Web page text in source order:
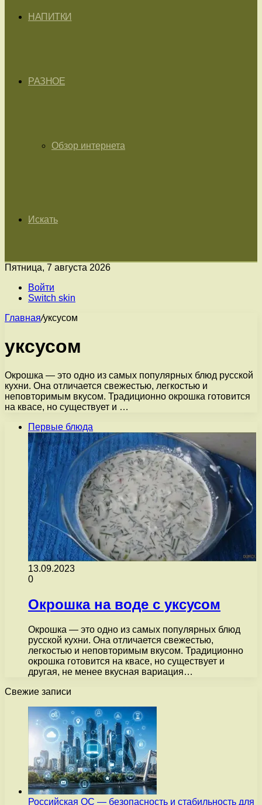
НАПИТКИ
РАЗНОЕ
Обзор интернета
Искать
Пятница, 7 августа 2026
Войти
Switch skin
Главная/уксусом
уксусом
Окрошка — это одно из самых популярных блюд русской
кухни. Она отличается свежестью, легкостью и
неповторимым вкусом. Традиционно окрошка готовится
на квасе, но существует и …
Первые блюда
13.09.2023
0
Окрошка на воде с уксусом
Окрошка — это одно из самых популярных блюд
русской кухни. Она отличается свежестью,
легкостью и неповторимым вкусом. Традиционно
окрошка готовится на квасе, но существует и
другая, не менее вкусная вариация…
Свежие записи
Российская ОС — безопасность и стабильность для